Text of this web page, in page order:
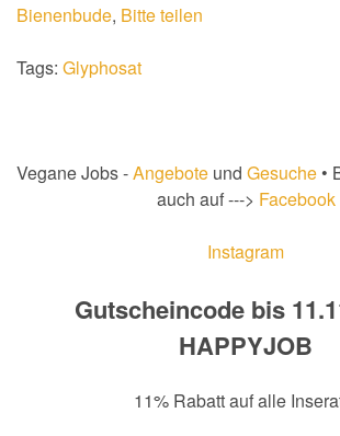
Bienenbude, Bitte teilen
Tags: Glyphosat
Vegane Jobs -Angebote und Gesuche •
auch auf ---> Facebook
Instagram
Gutscheincode bis
HAPPYJOB
11% Rabatt auf alle